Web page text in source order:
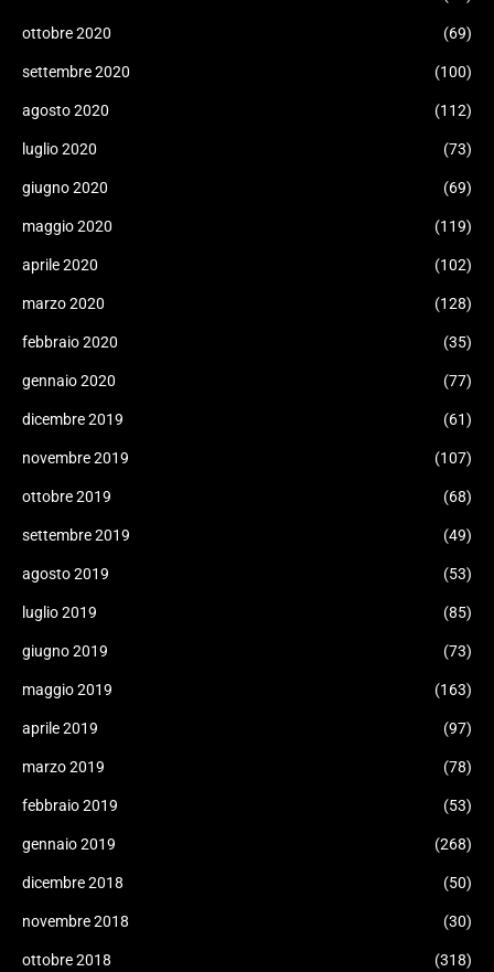
ottobre 2020 (69)
settembre 2020 (100)
agosto 2020 (112)
luglio 2020 (73)
giugno 2020 (69)
maggio 2020 (119)
aprile 2020 (102)
marzo 2020 (128)
febbraio 2020 (35)
gennaio 2020 (77)
dicembre 2019 (61)
novembre 2019 (107)
ottobre 2019 (68)
settembre 2019 (49)
agosto 2019 (53)
luglio 2019 (85)
giugno 2019 (73)
maggio 2019 (163)
aprile 2019 (97)
marzo 2019 (78)
febbraio 2019 (53)
gennaio 2019 (268)
dicembre 2018 (50)
novembre 2018 (30)
ottobre 2018 (318)